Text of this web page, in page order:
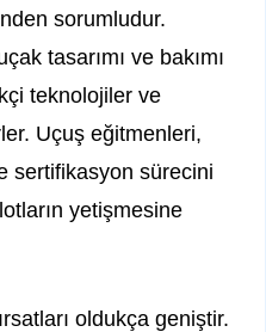
sorumludur.
tasarımı ve bakımı
teknolojiler ve
Uçuş eğitmenleri,
sertifikasyon sürecini
yetişmesine
oldukça geniştir.